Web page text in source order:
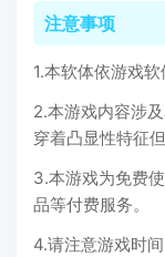
注意事项
1.本软体依游戏
2.本游戏内容涉
穿着凸显性特征
3.本游戏为免费
品等付费服务。
4.请注意游戏时间